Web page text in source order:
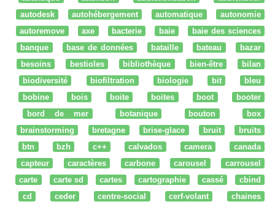
autodesk
autohébergement automatique
autonomie
autoremove
axe bacterie baie
baie des sciences
banque
base de données bataille bateau
bazar
besoins
bestioles bibliothèque bien-être
bilan
biodiversité
biofiltration biologie bit
bleu
bobine
bois boite boites boot
booter
bord de mer
botanique bouton
box
brainstorming
bretagne brise-glace bruit
bruits
btn
bzh c++ calvados camera
canada
capteur
caractères carbone carousel
carrousel
carte
carte sd cartes cartographie cassé
cbind
cd
ceder centre-social cerf-volant
chaines